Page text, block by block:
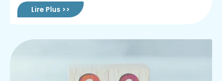
Lire Plus >>